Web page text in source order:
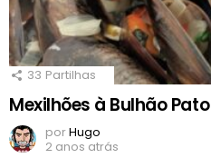
33 Partilhas
Mexilhões à Bulhão Pato
porHugo
2 anos atrás